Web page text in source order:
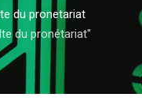
du pronetariat
du pronétariat"